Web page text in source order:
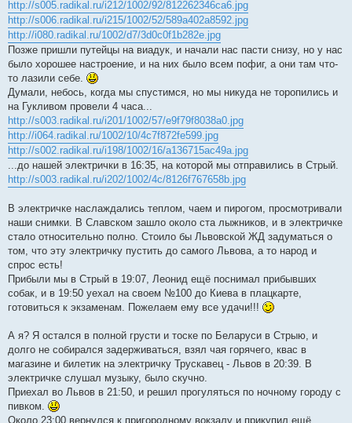
http://s005.radikal.ru/i212/1002/92/812262346ca6.jpg
http://s006.radikal.ru/i215/1002/52/589a402a8592.jpg
http://i080.radikal.ru/1002/d7/3d0c0f1b282e.jpg
Позже пришли путейцы на виадук, и начали нас пасти снизу, но у нас
было хорошее настроение, и на них было всем пофиг, а они там что-
то лазили себе.
Думали, небось, когда мы спустимся, но мы никуда не торопились и
на Гукливом провели 4 часа...
http://s003.radikal.ru/i201/1002/57/e9f79f8038a0.jpg
http://i064.radikal.ru/1002/10/4c7f872fe599.jpg
http://s002.radikal.ru/i198/1002/16/a136715ac49a.jpg
...до нашей электрички в 16:35, на которой мы отправились в Стрый.
http://s003.radikal.ru/i202/1002/4c/8126f767658b.jpg
В электричке наслаждались теплом, чаем и пирогом, просмотривали
наши снимки. В Славском зашло около ста лыжников, и в электричке
стало относительно полно. Стоило бы Львовской ЖД задуматься о
том, что эту электричку пустить до самого Львова, а то народ и
спрос есть!
Прибыли мы в Стрый в 19:07, Леонид ещё поснимал прибывших
собак, и в 19:50 уехал на своем №100 до Киева в плацкарте,
готовиться к экзаменам. Пожелаем ему все удачи!!!
А я? Я остался в полной грусти и тоске по Беларуси в Стрыю, и
долго не собирался задерживаться, взял чая горячего, квас в
магазине и билетик на электричку Трускавец - Львов в 20:39. В
электричке слушал музыку, было скучно.
Приехал во Львов в 21:50, и решил прогуляться по ночному городу с
пивком.
Около 23:00 вернулся к пригородному вокзалу и прикупил ещё